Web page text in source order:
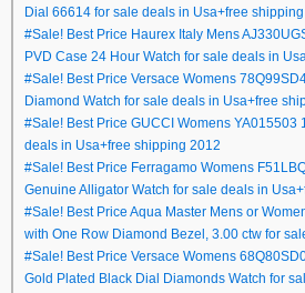
Dial 66614 for sale deals in Usa+free
#Sale! Best Price Haurex Italy Mens
PVD Case 24 Hour Watch for sale deals in
#Sale! Best Price Versace Womens
Diamond Watch for sale deals in Usa+free
#Sale! Best Price GUCCI Womens YA015503
deals in Usa+free shipping 2012
#Sale! Best Price Ferragamo Womens
Genuine Alligator Watch for sale deals in
#Sale! Best Price Aqua Master Mens or
with One Row Diamond Bezel, 3.00 ctw for
#Sale! Best Price Versace Womens
Gold Plated Black Dial Diamonds Watch for